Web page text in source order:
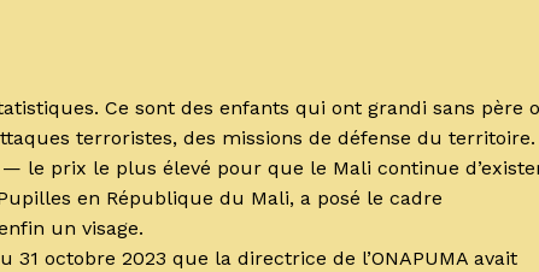
Ce sont des enfants qui ont grandi sans père
terroristes, des missions de défense du territoire.
le prix le plus élevé pour que le Mali continue
en République du Mali, a posé le cadre
un visage.
octobre 2023 que la directrice de l’ONAPUMA avait